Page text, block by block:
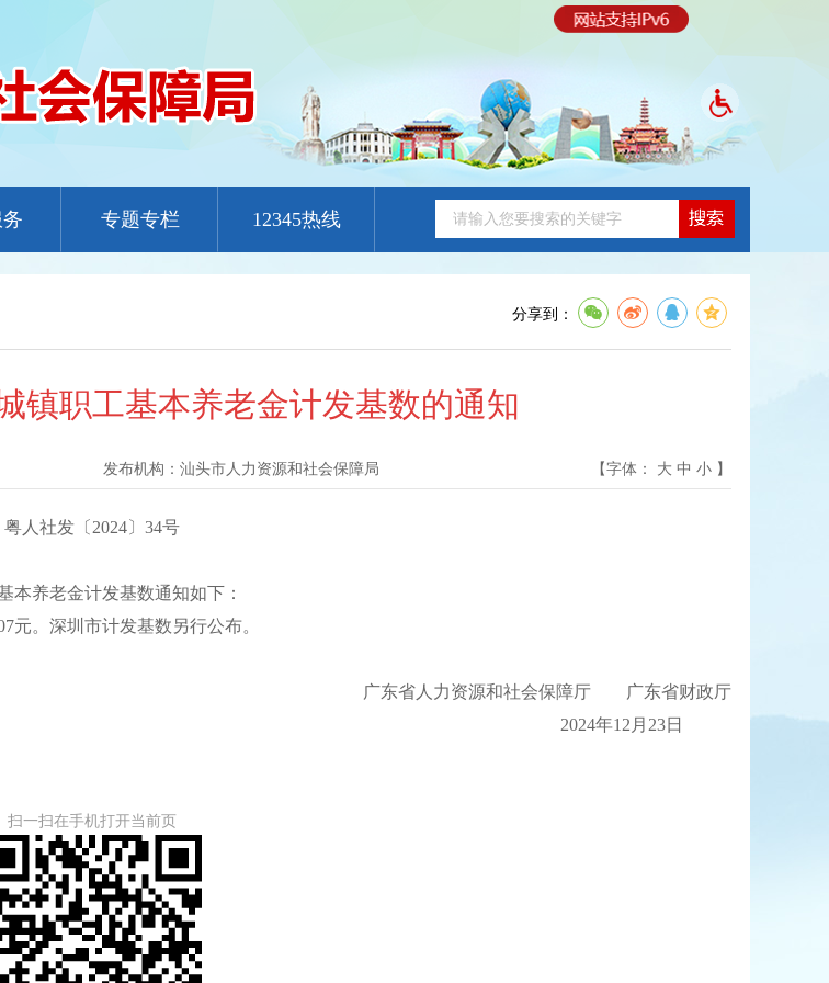
专题专栏 12345热线
分享到：
镇职工基本养老金计发基数的通知
发布机构： 汕头市人力资源和社会保障局 【字体： 大 中 小 】
粤人社发〔2024〕34号
养老金计发基数通知如下：
。深圳市计发基数另行公布。
广东省人力资源和社会保障厅 广东省财政厅
2024年12月23日
扫一扫在手机打开当前页